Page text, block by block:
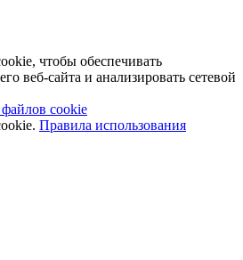
чтобы обеспечивать
веб-сайта и анализировать сетевой
cookie
Правила использования